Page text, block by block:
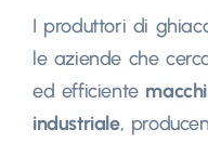
I produttori di
le aziende che
ed efficiente
industriale,